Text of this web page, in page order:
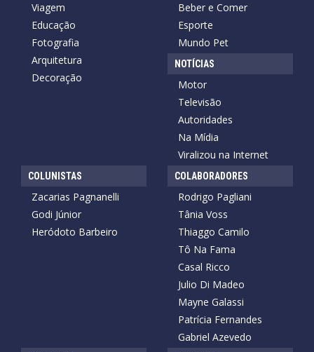
Viagem
Educação
Fotografia
Arquitetura
Decoração
Beber e Comer
Esporte
Mundo Pet
NOTÍCIAS
Motor
Televisão
Autoridades
Na Mídia
Viralizou na Internet
COLUNISTAS
Zacarias Pagnanelli
Godi Júnior
Heródoto Barbeiro
COLABORADORES
Rodrigo Pagliani
Tânia Voss
Thiaggo Camilo
Tô Na Fama
Casal Ricco
Julio Di Madeo
Mayne Galassi
Patrícia Fernandes
Gabriel Azevedo